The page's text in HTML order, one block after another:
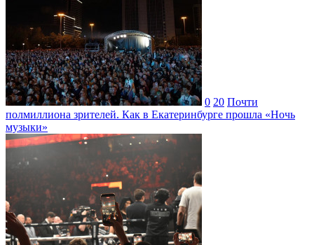
0 20 Почти
полмиллиона зрителей. Как в Екатеринбурге прошла «Ночь
музыки»